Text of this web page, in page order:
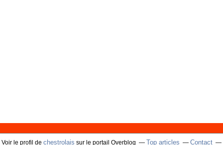
Voir le profil de chestrolais sur le portail Overblog Top articles Contact